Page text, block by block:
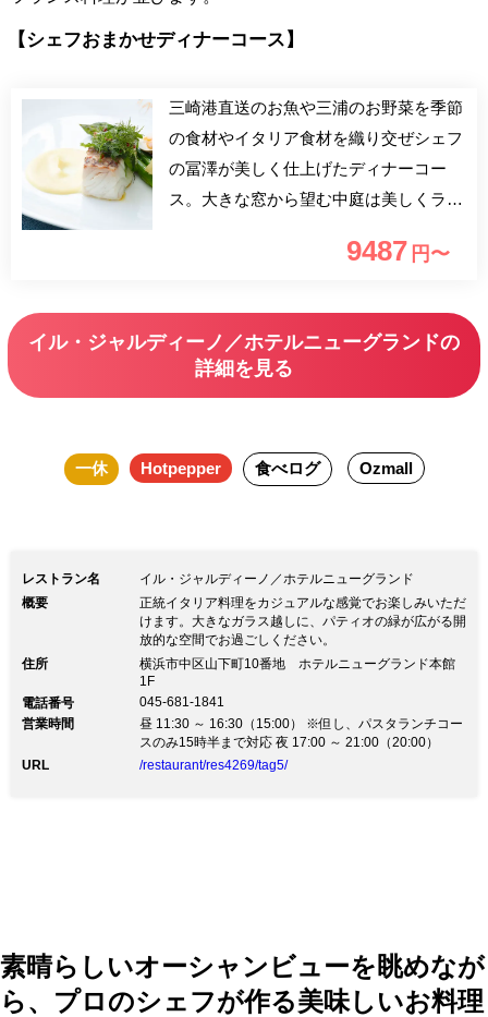
【シェフおまかせディナーコース】
三崎港直送のお魚や三浦のお野菜を季節
の食材やイタリア食材を織り交ぜシェフ
の冨澤が美しく仕上げたディナーコー
ス。大きな窓から望む中庭は美しくライ
間を演出致します。おすすめです！
9487 円〜
イル・ジャルディーノ／ホテルニューグランドの
詳細を見る
一休 Hotpepper 食べログ Ozmall
レストラン名
イル・ジャルディーノ／ホテルニューグランド
概要
正統イタリア料理をカジュアルな感覚でお楽しみいただ
けます。大きなガラス越しに、パティオの緑が広がる開
放的な空間でお過ごしください。
住所
横浜市中区山下町10番地 ホテルニューグランド本館
1F
電話番号
045-681-1841
営業時間
昼 11:30 ～ 16:30（15:00） ※但し、パスタランチコー
スのみ15時半まで対応 夜 17:00 ～ 21:00（20:00）
URL
/restaurant/res4269/tag5/
素晴らしいオーシャンビューを眺めなが
ら、プロのシェフが作る美味しいお料理